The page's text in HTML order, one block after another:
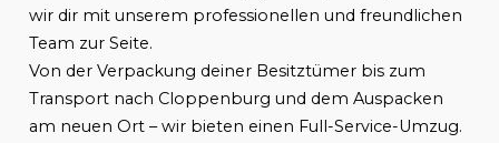
wir dir mit unserem professionellen und freundlichen
Team zur Seite.
Von der Verpackung deiner Besitztümer bis zum
Transport nach Cloppenburg und dem Auspacken
am neuen Ort – wir bieten einen Full-Service-Umzug.